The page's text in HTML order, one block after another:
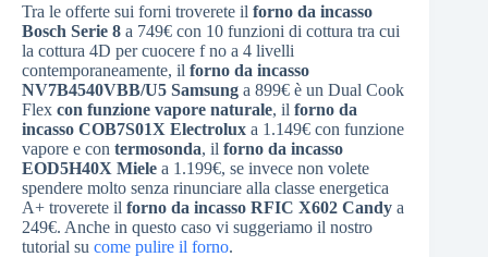
Tra le offerte sui forni troverete il forno da incasso
Bosch Serie 8 a 749€ con 10 funzioni di cottura tra cui
la cottura 4D per cuocere f no a 4 livelli
contemporaneamente, il forno da incasso
NV7B4540VBB/U5 Samsung a 899€ è un Dual Cook
Flex con funzione vapore naturale, il forno da
incasso COB7S01X Electrolux a 1.149€ con funzione
vapore e con termosonda, il forno da incasso
EOD5H40X Miele a 1.199€, se invece non volete
spendere molto senza rinunciare alla classe energetica
A+ troverete il forno da incasso RFIC X602 Candy a
249€. Anche in questo caso vi suggeriamo il nostro
tutorial su come pulire il forno.